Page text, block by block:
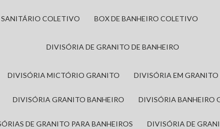
SANITÁRIO COLETIVO BOX DE BANHEIRO COLETIVO
DIVISÓRIA DE GRANITO DE BANHEIRO
DIVISÓRIA MICTÓRIO GRANITO DIVISÓRIA EM
DIVISÓRIA GRANITO BANHEIRO DIVISÓRIA BANHEIRO
DE GRANITO PARA BANHEIROS DIVISÓRIA DE